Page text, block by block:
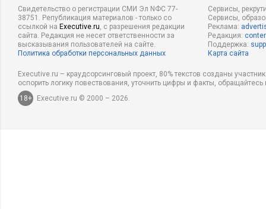
Свидетельство о регистрации СМИ Эл NФС 77-
38751. Републикация материалов - только со
ссылкой на Executive.ru, с разрешения редакции
сайта. Редакция не несет ответственности за
высказывания пользователей на сайте.
Политика обработки персональных данных
Сервисы,
Сервисы,
Реклама:
Редакция:
Поддержка:
Карта сайта
Executive.ru – краудсорсинговый проект, 80% текстов созданы
оспорить логику повествования, уточнить цифры и факты,
18+
Executive.ru © 2000 – 2026.